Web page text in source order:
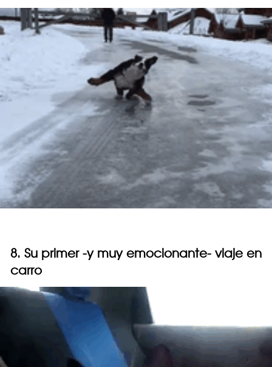
8. Su primer -y muy emocionante- viaje en
carro